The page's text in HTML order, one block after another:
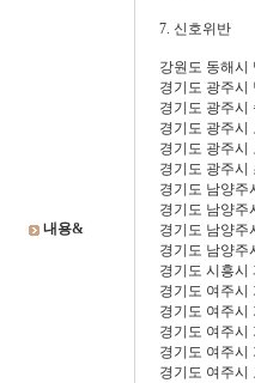
내용&
7. 신호위반
강원도 동해시
경기도 광주시
경기도 광주시
경기도 광주시
경기도 광주시
경기도 광주시
경기도 남양주
경기도 남양주
경기도 남양주
경기도 남양주
경기도 시흥시
경기도 여주시
경기도 여주시
경기도 여주시
경기도 여주시
경기도 여주시